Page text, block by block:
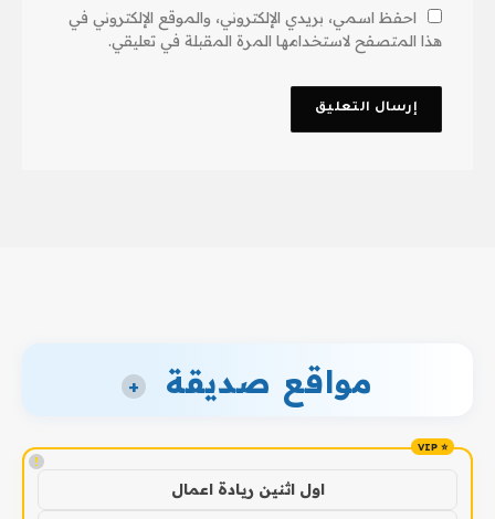
احفظ اسمي، بريدي الإلكتروني، والموقع الإلكتروني في
هذا المتصفح لاستخدامها المرة المقبلة في تعليقي.
مواقع صديقة +
!
اول اثنين ريادة اعمال